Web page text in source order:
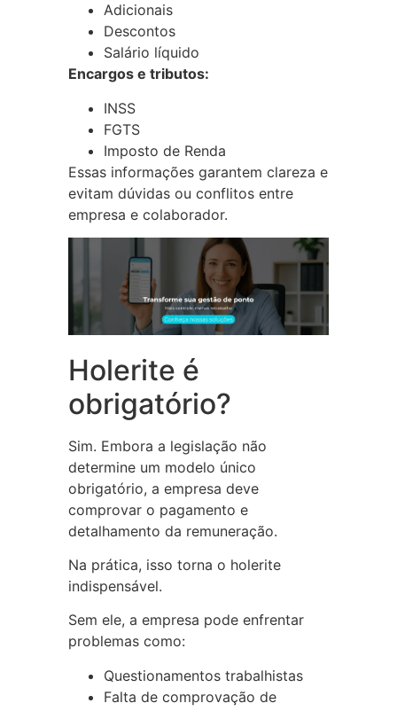
Adicionais
Descontos
Salário líquido
Encargos e tributos:
INSS
FGTS
Imposto de Renda
Essas informações garantem clareza e
evitam dúvidas ou conflitos entre
empresa e colaborador.
Holerite é
obrigatório?
Sim. Embora a legislação não
determine um modelo único
obrigatório, a empresa deve
comprovar o pagamento e
detalhamento da remuneração.
Na prática, isso torna o holerite
indispensável.
Sem ele, a empresa pode enfrentar
problemas como:
Questionamentos trabalhistas
Falta de comprovação de